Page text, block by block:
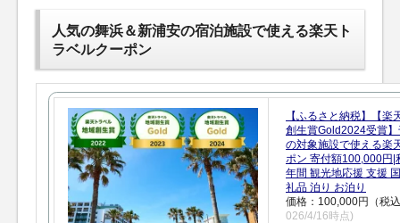
人気の舞浜＆新浦安の宿泊施設で使える楽天ト
ラベルクーポン
【ふるさと納税】【楽
創生賞Gold2024受賞
の対象施設で使える楽
ポン 寄付額100,000円|
年間 観光地応援 支援
礼品 泊り お泊り
価格：100,000円（税
026/4/16時点)